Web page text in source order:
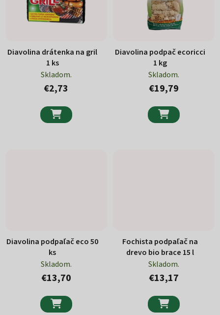
Diavolina drátenka na gril
1 ks
Skladom.
€2,73

Diavolina podpač ecoricci
1 kg
Skladom.
€19,79

Diavolina podpaľač eco 50
ks
Skladom.
€13,70

Fochista podpaľač na
drevo bio brace 15 l
Skladom.
€13,17
